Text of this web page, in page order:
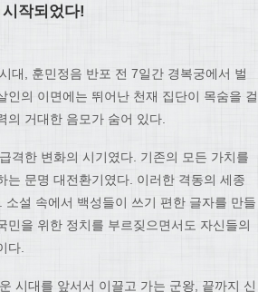
작되었다!
대, 훈민정음 반포 전 7일간 경복궁에서 벌
의 이면에는 뛰어난 천재 집단이 목숨을 걸
의 거대한 음모가 숨어 있다.
격한 변화의 시기였다. 기존의 모든 가치를
문명 대전환기였다. 이러한 격동의 세종
설 속에서 백성들이 쓰기 편한 글자를 만들
을 위한 정치를 부르짖으면서도 자신들의
다.
시대를 앞서서 이끌고 가는 군왕, 끝까지 신